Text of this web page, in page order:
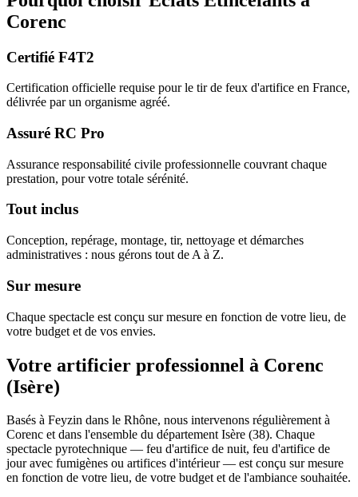
Corenc
Certifié F4T2
Certification officielle requise pour le tir de feux d'artifice en France,
délivrée par un organisme agréé.
Assuré RC Pro
Assurance responsabilité civile professionnelle couvrant chaque
prestation, pour votre totale sérénité.
Tout inclus
Conception, repérage, montage, tir, nettoyage et démarches
administratives : nous gérons tout de A à Z.
Sur mesure
Chaque spectacle est conçu sur mesure en fonction de votre lieu, de
votre budget et de vos envies.
Votre artificier professionnel à Corenc
(Isère)
Basés à Feyzin dans le Rhône, nous intervenons régulièrement à
Corenc et dans l'ensemble du département Isère (38). Chaque
spectacle pyrotechnique — feu d'artifice de nuit, feu d'artifice de
jour avec fumigènes ou artifices d'intérieur — est conçu sur mesure
en fonction de votre lieu, de votre budget et de l'ambiance souhaitée.